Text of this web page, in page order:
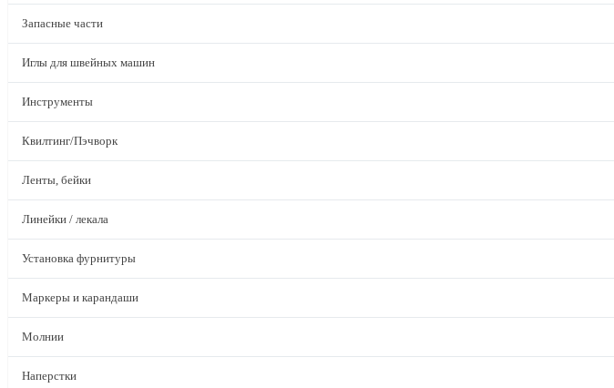
Запасные части
Иглы для швейных машин
Инструменты
Квилтинг/Пэчворк
Ленты, бейки
Линейки / лекала
Установка фурнитуры
Маркеры и карандаши
Молнии
Наперстки